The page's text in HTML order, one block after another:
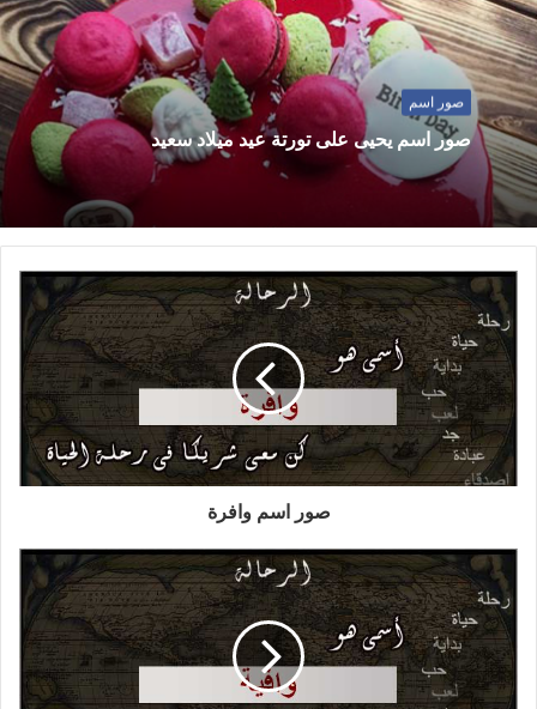
صور اسم
صور اسم يحيى على تورتة عيد ميلاد سعيد
صور اسم وافرة